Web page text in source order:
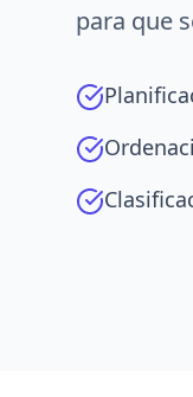
para que